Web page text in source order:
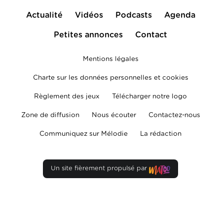
Actualité Vidéos Podcasts Agenda
Petites annonces Contact
Mentions légales
Charte sur les données personnelles et cookies
Règlement des jeux Télécharger notre logo
Zone de diffusion Nous écouter Contactez-nous
Communiquez sur Mélodie La rédaction
Un site fièrement propulsé par